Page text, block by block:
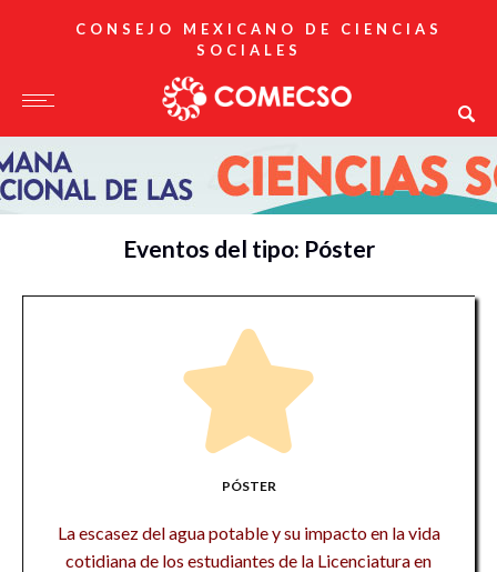
CONSEJO MEXICANO DE CIENCIAS
SOCIALES
Eventos del tipo: Póster
PÓSTER
La escasez del agua potable y su impacto en la vida
cotidiana de los estudiantes de la Licenciatura en